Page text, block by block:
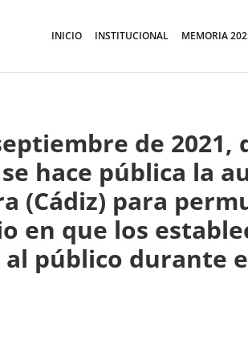
INICIO INSTITUCIONAL MEMORIA
de
hace pública la
(Cádiz) para
en que los
público durante